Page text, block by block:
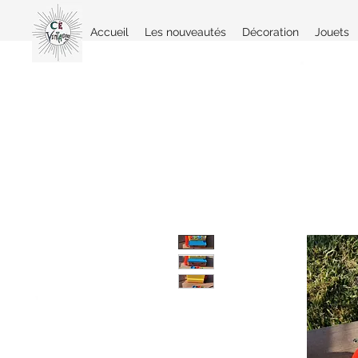
Accueil Les nouveautés Décoration Jouets